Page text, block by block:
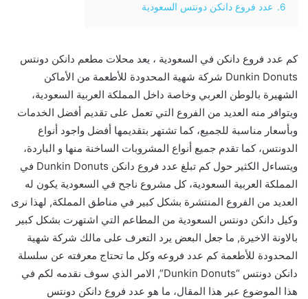
6.
عدد فروع دانكن دونتس السعودية
كم عدد فروع دانكن في السعودية ، يعد محلات مطعم دانكن دونتس
Dunkin Donuts شركة شهية المحدودة للأطعمة من الأماكن
الشهيرة بالوطن العربي وخاصة داخل المملكة العربية السعودية،
ويتوافر منه العديد من الفروع التي تعمل على تقديم أفضل الخدمات
وبأسعار مناسبة للجميع، كما تشتهر بتقديمها أفضل واجود أنواع
الدونتس، كما تقدم جميع أنواع المشروبات الساخنة منها و الباردة،
ويتساءل الكثير حول كم تبلغ عدد فروع دانكن Dunkin Donuts في
المملكة العربية السعودية، كل مشروع ناجح في السعودية يكون له
العديد من الفروع المنتشرة بشكل كبير في مناطق المملكة, لهذا نرى
وكيل دانكن دونتس السعودية من المطاعم التي اشتهرت بشكل كبير
بالاونة الاخيرة, ما جعل البعض يرد التعرف على مالك شركة شهية
المحدودة للأطعمة كم عدد فروعه وكل ما تحتاج معرفته عن سلسلة
دانكن دونتس “Dunkin Donuts”, الامر الذي سوف نقدمه لكم في
هذا الموضوع عبر هذا المقال، ما هو عدد فروع دانكن دونتس